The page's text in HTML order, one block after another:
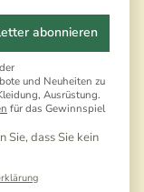
abonnieren
und Neuheiten zu
Ausrüstung.
für das Gewinnspiel
dass Sie kein